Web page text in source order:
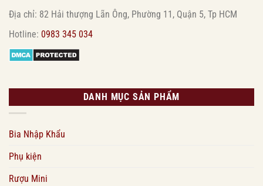
Địa chỉ: 82 Hải thượng Lãn Ông, Phường 11, Quận 5, Tp HCM
Hotline: 0983 345 034
DANH MỤC SẢN PHẨM
Bia Nhập Khẩu
Phụ kiện
Rượu Mini